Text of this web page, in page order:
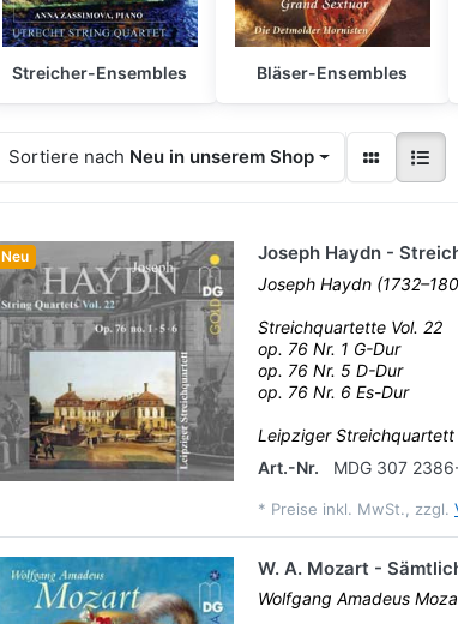
Streicher-Ensembles Bläser-Ensembles
Sortiere nach Neu in unserem Shop
Neu Joseph Haydn -
Joseph Haydn
Streichquartette Vol. 22
op. 76 Nr. 1 G-Dur
op. 76 Nr. 5 D-Dur
op. 76 Nr. 6 Es-Dur
Leipziger Streichquartett
Art.-Nr.
MDG 307
* Preise inkl. MwSt., zzgl.
W. A. Mozart -
Wolfgang Amadeus